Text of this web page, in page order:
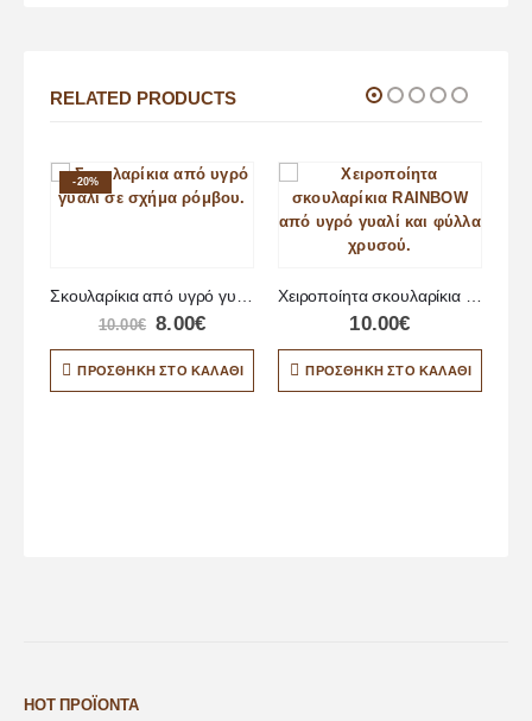
RELATED PRODUCTS
-20%
10.00€ 8.00€
ΠΡΟΣΘΉΚΗ ΣΤΟ ΚΑΛΆΘΙ
10.00€
ΠΡΟΣΘΉΚΗ ΣΤΟ ΚΑΛΆΘΙ
HOT ΠΡΟΪΌΝΤΑ